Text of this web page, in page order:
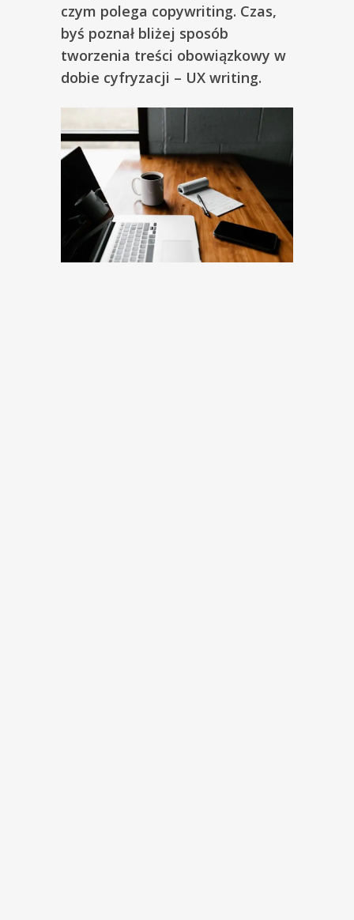
czym polega copywriting. Czas,
byś poznał bliżej sposób
tworzenia treści obowiązkowy w
dobie cyfryzacji – UX writing.